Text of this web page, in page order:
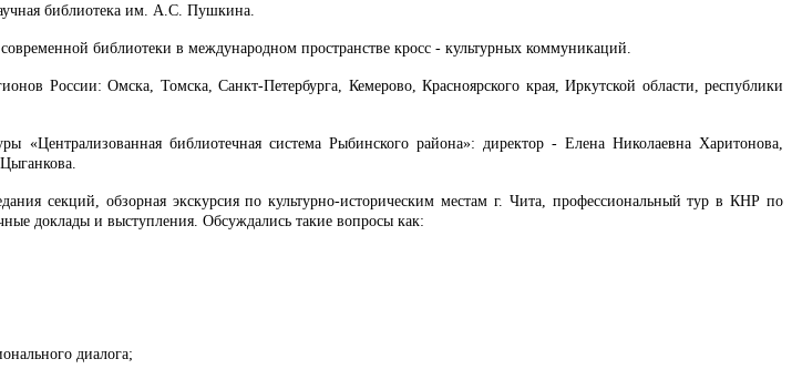
библиотека им. А.С. Пушкина.
библиотеки в международном пространстве кросс - культурных коммуникаций.
России: Омска, Томска, Санкт-Петербурга, Кемерово, Красноярского края, Иркутской области, республики
«Централизованная библиотечная система Рыбинского района»: директор - Елена Николаевна Харитонова,
секций,
обзорная экскурсия по культурно-историческим местам г. Чита, профессиональный тур в КНР по
доклады и выступления. Обсуждались такие вопросы как:
диалога;